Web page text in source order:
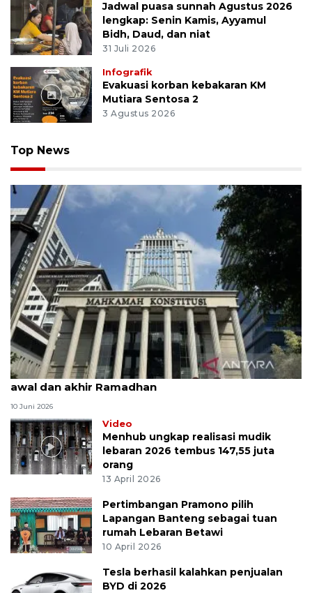
Jadwal puasa sunnah Agustus 2026
lengkap: Senin Kamis, Ayyamul
Bidh, Daud, dan niat
31 Juli 2026
Infografik
Evakuasi korban kebakaran KM
Mutiara Sentosa 2
3 Agustus 2026
Top News
MK uji materi UU Peradilan Agama perihal isbat
awal dan akhir Ramadhan
10 Juni 2026
Video
Menhub ungkap realisasi mudik
lebaran 2026 tembus 147,55 juta
orang
13 April 2026
Pertimbangan Pramono pilih
Lapangan Banteng sebagai tuan
rumah Lebaran Betawi
10 April 2026
Tesla berhasil kalahkan penjualan
BYD di 2026